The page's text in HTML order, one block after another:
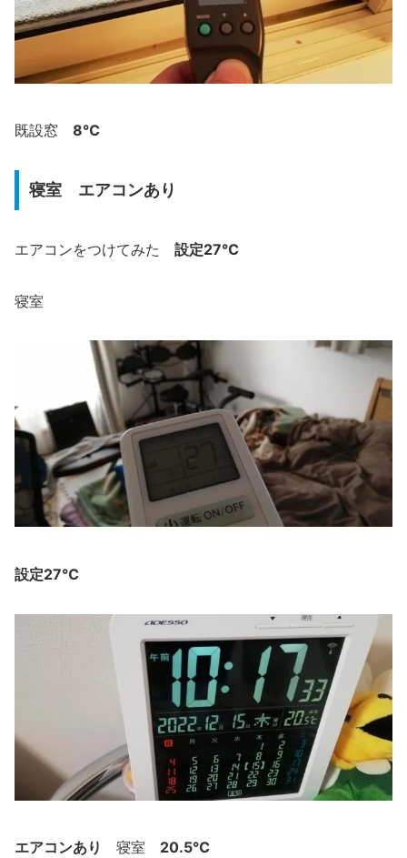
既設窓 8℃
寝室 エアコンあり
エアコンをつけてみた 設定27℃
寝室
設定27℃
エアコンあり 寝室 20.5℃